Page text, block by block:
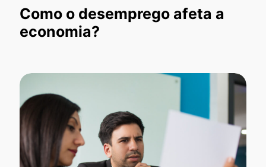
Como o desemprego afeta a
economia?